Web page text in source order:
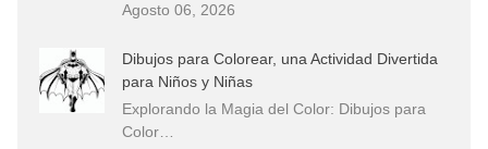
Agosto 06, 2026
Dibujos para Colorear, una Actividad Divertida
para Niños y Niñas
Explorando la Magia del Color: Dibujos para
Color…